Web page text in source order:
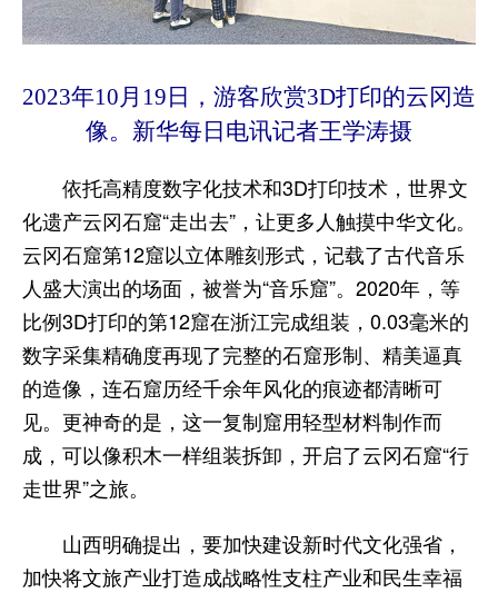
2023年10月19日，游客欣赏3D打印的云冈造
像。新华每日电讯记者王学涛摄
依托高精度数字化技术和3D打印技术，世界文
化遗产云冈石窟“走出去”，让更多人触摸中华文化。
云冈石窟第12窟以立体雕刻形式，记载了古代音乐
人盛大演出的场面，被誉为“音乐窟”。2020年，等
比例3D打印的第12窟在浙江完成组装，0.03毫米的
数字采集精确度再现了完整的石窟形制、精美逼真
的造像，连石窟历经千余年风化的痕迹都清晰可
见。更神奇的是，这一复制窟用轻型材料制作而
成，可以像积木一样组装拆卸，开启了云冈石窟“行
走世界”之旅。
山西明确提出，要加快建设新时代文化强省，
加快将文旅产业打造成战略性支柱产业和民生幸福